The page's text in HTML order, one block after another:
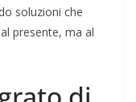
soluzioni che
presente, ma al